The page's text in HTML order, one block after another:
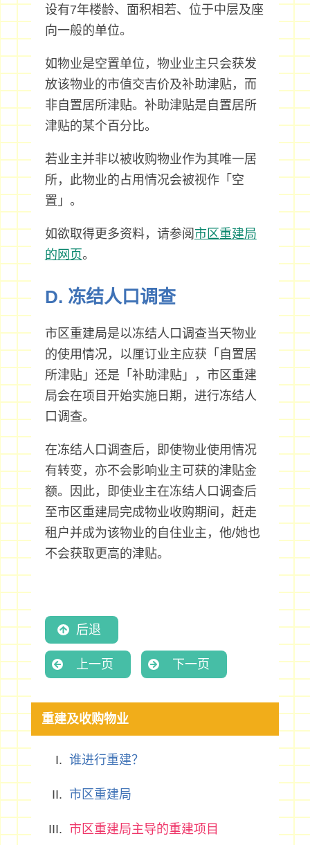
设有7年楼龄、面积相若、位于中层及座
向一般的单位。
如物业是空置单位，物业业主只会获发
放该物业的市值交吉价及补助津贴，而
非自置居所津贴。补助津贴是自置居所
津贴的某个百分比。
若业主并非以被收购物业作为其唯一居
所，此物业的占用情况会被视作「空
置」。
如欲取得更多资料，请参阅 市区重建局
的网页。
D. 冻结人口调查
市区重建局是以冻结人口调查当天物业
的使用情况，以厘订业主应获「自置居
所津贴」还是「补助津贴」，市区重建
局会在项目开始实施日期，进行冻结人
口调查。
在冻结人口调查后，即使物业使用情况
有转变，亦不会影响业主可获的津贴金
额。因此，即使业主在冻结人口调查后
至市区重建局完成物业收购期间，赶走
租户并成为该物业的自住业主，他/她也
不会获取更高的津贴。
后退
上一页 下一页
重建及收购物业
谁进行重建？
市区重建局
市区重建局主导的重建项目